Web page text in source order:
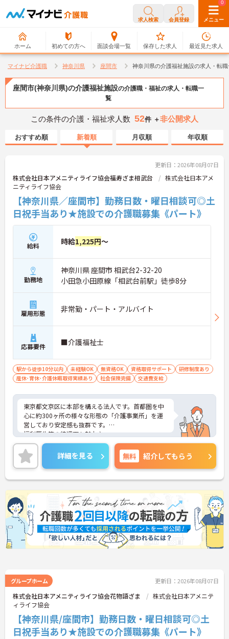
求人検索 会員登録 メニュー
ホーム 初めての方へ 面談会場一覧
0
保存した求人
0
最近見た求人
マイナビ介護職 神奈川県 座間市 神奈川県の介護福祉施設の求人・転職
座間市(神奈川県)の介護福祉施設の介護職・福祉の求人・転職一
覧
この条件の介護・福祉求人数 52件 ＋非公開求人
おすすめ順 新着順 月収順 年収順
更新日：2026年08月07日
株式会社日本アメニティライフ協会福寿ざま相武台
株式会社日本アメ
ニティライフ協会
【神奈川県／座間市】勤務日数・曜日相談可◎土
日祝手当あり★施設での介護職募集《パート》
給料 時給1,225円～
勤務地
神奈川県 座間市 相武台2-32-20
小田急小田原線「相武台前駅」徒歩8分
雇用形態 非常勤・パート・アルバイト
応募要件 ■介護福祉士
駅から徒歩10分以内 未経験OK 無資格OK 資格取得サポート
研修制度あり
産休･育休･介護休暇取得実績あり
社会保険完備 交通費支給
東京都文京区に本部を構える法人です。首都圏を中
心に約300ヶ所の様々な形態の「介護事業所」を運
営しており安定感も抜群です。
福利厚生等の待遇面も魅力♪
ご興味ある方には、面接対策ポイントなど、さらに
詳細をお話しいたしますのでお気軽にご相談くださ
い！
詳細を見る 無料 紹介してもらう
グループホーム 更新日：2026年08月07日
株式会社日本アメニティライフ協会花物語ざま
株式会社日本アメニテ
ィライフ協会
【神奈川県/座間市】勤務日数・曜日相談可◎土
日祝手当あり★施設での介護職募集《パート》